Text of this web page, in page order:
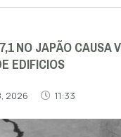
NO JAPÃO CAUSA
EDIFICIOS
2026 11:33